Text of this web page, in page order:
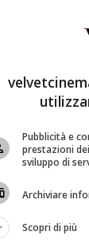
grande salto
come la
la
3, Millie
un salto
la trilogia
la sua
Pubblicità e
prestazioni
sviluppo di
Archiviare
Scopri di più